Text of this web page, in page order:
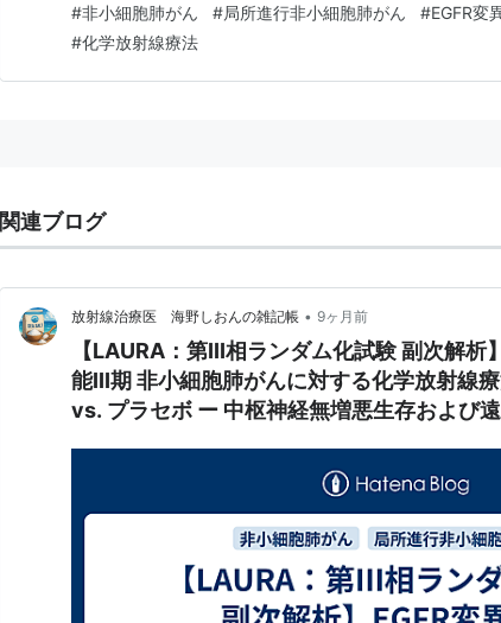
#非小細胞肺がん #局所進行非小細胞肺がん #EGFR変
#化学放射線療法
関連ブログ
放射線治療医 海野しおんの雑記帳 • 9ヶ月前
【LAURA：第III相ランダム化試験 副次解析
能III期 非小細胞肺がんに対する化学放射線
vs. プラセボ ー 中枢神経無増悪生存および